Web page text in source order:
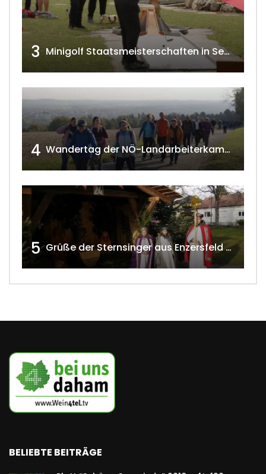
3 Minigolf Staatsmeisterschaften in Seefeld-Kadolz w4tv174
4 Wandertag der NÖ-Landarbeiterkammer in Hollabrunn 2024
5 Grüße der Sternsinger aus Enzersfeld – Klein-Engersdorf 2021 w4tv169
BELIEBTE BEITRÄGE